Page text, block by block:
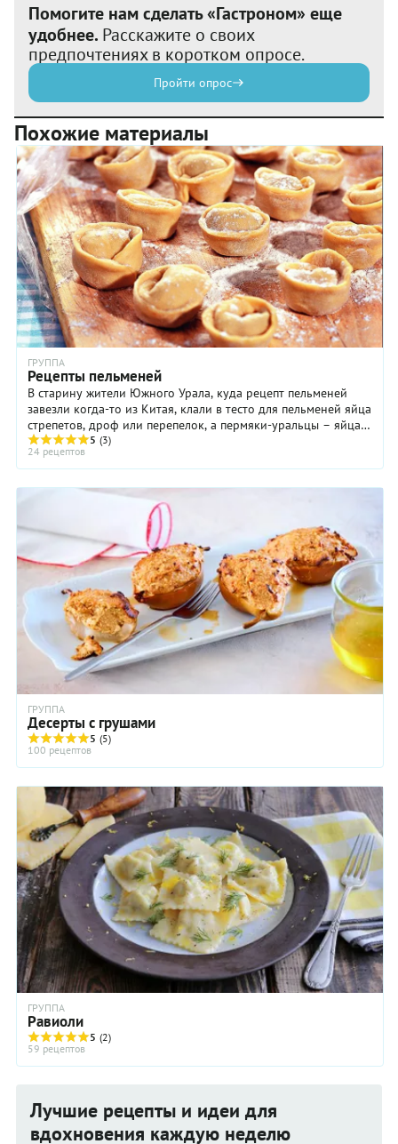
Помогите нам сделать «Гастроном» еще
удобнее. Расскажите о своих
предпочтениях в коротком опросе.
Пройти опрос
Похожие материалы
ГРУППА
Рецепты пельменей
В старину жители Южного Урала, куда рецепт пельменей
завезли когда-то из Китая, клали в тесто для пельменей яйца
стрепетов, дроф или перепелок, а пермяки-уральцы – яйца
куропаток. Сейчас, обычно, ...
5 (3)
24 рецептов
ГРУППА
Десерты с грушами
5 (5)
100 рецептов
ГРУППА
Равиоли
5 (2)
59 рецептов
Лучшие рецепты и идеи для
вдохновения каждую неделю